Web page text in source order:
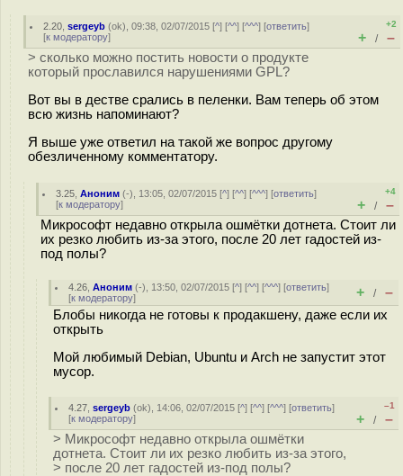
2.20 ,sergeyb (ok), 09:38, 02/07/2015 [^] [^^] [^^^] [ответить]
[к модератору]
+2
+ / –
> сколько можно постить новости о продукте
который прославился нарушениями GPL?
Вот вы в дестве срались в пеленки. Вам теперь об этом
всю жизнь напоминают?
Я выше уже ответил на такой же вопрос другому
обезличенному комментатору.
3.25 ,Аноним (-), 13:05, 02/07/2015 [^] [^^] [^^^] [ответить]
[к модератору]
+4
+ / –
Микрософт недавно открыла ошмётки дотнета. Стоит ли
их резко любить из-за этого, после 20 лет гадостей из-
под полы?
4.26 ,Аноним (-), 13:50, 02/07/2015 [^] [^^] [^^^] [ответить]
[к модератору] + / –
Блобы никогда не готовы к продакшену, даже если их
открыть
Мой любимый Debian, Ubuntu и Arch не запустит этот
мусор.
4.27 ,sergeyb (ok), 14:06, 02/07/2015 [^] [^^] [^^^] [ответить]
[к модератору]
–1
+ / –
> Микрософт недавно открыла ошмётки
дотнета. Стоит ли их резко любить из-за этого,
> после 20 лет гадостей из-под полы?